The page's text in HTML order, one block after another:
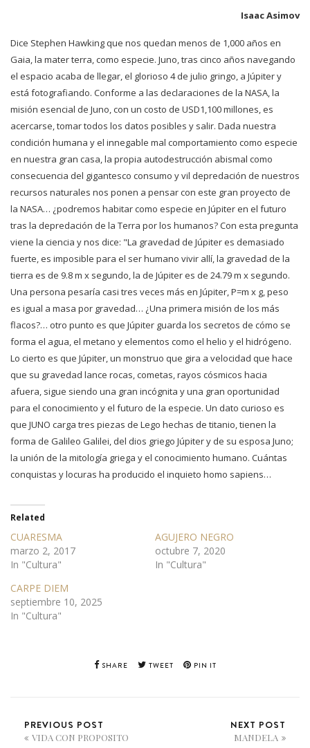
Isaac Asimov
Dice Stephen Hawking que nos quedan menos de 1,000 años en
Gaia, la mater terra, como especie. Juno, tras cinco años navegando
el espacio acaba de llegar, el glorioso 4 de julio gringo, a Júpiter y
está fotografiando. Conforme a las declaraciones de la NASA, la
misión esencial de Juno, con un costo de USD1,100 millones, es
acercarse, tomar todos los datos posibles y salir. Dada nuestra
condición humana y el innegable mal comportamiento como especie
en nuestra gran casa, la propia autodestrucción abismal como
consecuencia del gigantesco consumo y vil depredación de nuestros
recursos naturales nos ponen a pensar con este gran proyecto de
la NASA… ¿podremos habitar como especie en Júpiter en el futuro
tras la depredación de la Terra por los humanos? Con esta pregunta
viene la ciencia y nos dice: "La gravedad de Júpiter es demasiado
fuerte, es imposible para el ser humano vivir allí, la gravedad de la
tierra es de 9.8 m x segundo, la de Júpiter es de 24.79 m x segundo.
Una persona pesaría casi tres veces más en Júpiter, P=m x g, peso
es igual a masa por gravedad… ¿Una primera misión de los más
flacos?… otro punto es que Júpiter guarda los secretos de cómo se
forma el agua, el metano y elementos como el helio y el hidrógeno.
Lo cierto es que Júpiter, un monstruo que gira a velocidad que hace
que su gravedad lance rocas, cometas, rayos cósmicos hacia
afuera, sigue siendo una gran incógnita y una gran oportunidad
para el conocimiento y el futuro de la especie. Un dato curioso es
que JUNO carga tres piezas de Lego hechas de titanio, tienen la
forma de Galileo Galilei, del dios griego Júpiter y de su esposa Juno;
la unión de la mitología griega y el conocimiento humano. Cuántas
conquistas y locuras ha producido el inquieto homo sapiens…
Related
CUARESMA
marzo 2, 2017
In "Cultura"
AGUJERO NEGRO
octubre 7, 2020
In "Cultura"
CARPE DIEM
septiembre 10, 2025
In "Cultura"
SHARE TWEET PIN IT
PREVIOUS POST
VIDA CON PROPOSITO
NEXT POST
MANDELA